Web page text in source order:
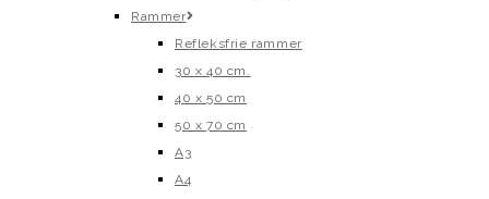
Rammer
Refleksfrie rammer
30 x 40 cm.
40 x 50 cm
50 x 70 cm
A3
A4